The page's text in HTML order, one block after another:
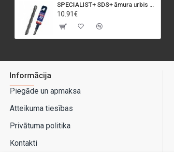
SPECIALIST+ SDS+ āmura urbis BASIC, 22x340/400 mm
10.91€
Informācija
Piegāde un apmaksa
Atteikuma tiesības
Privātuma politika
Kontakti